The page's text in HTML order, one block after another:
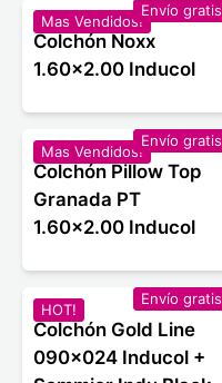
Mas Vendidos!
Envío gratis
Colchón Noxx
1.60x2.00 Inducol
Mas Vendidos!
Envío gratis
Colchón Pillow Top
Granada PT
1.60x2.00 Inducol
HOT!
Envío gratis
Colchón Gold Line
090x024 Inducol +